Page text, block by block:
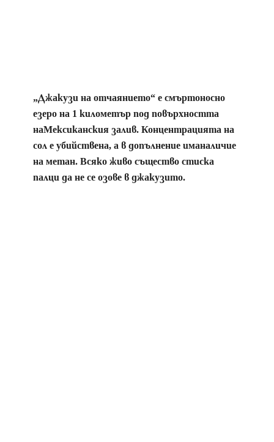
„Джакузи на отчаянието“ е смъртоносно
езеро на 1 километър под повърхността
наМексиканския залив. Концентрацията на
сол е убийствена, а в допълнение иманаличие
на метан. Всяко живо същество стиска
палци да не се озове в джакузито.